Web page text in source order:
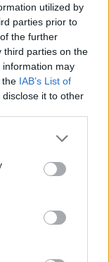
utilized by
parties prior to
the further
third parties on the
information may
the IAB’s List of
it to other
Novibet με το